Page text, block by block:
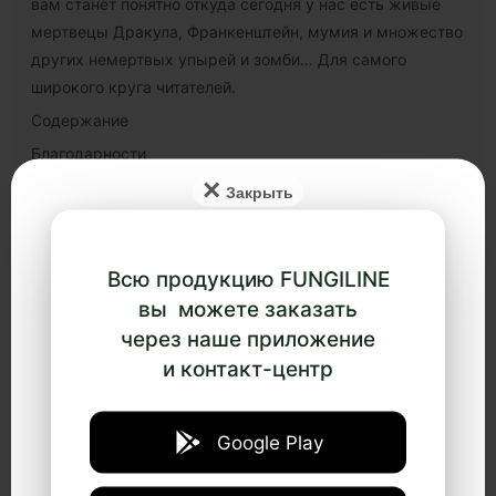
Всю продукцию FUNGILINE
вы можете заказать
через наше приложение
и контакт-центр
Google Play
×
вам станет понятно откуда сегодня у нас есть живые
мертвецы Дракула, Франкенштейн, мумия и множество
других немертвых упырей и зомби… Для самого
широкого круга читателей.
Содержание
Благодарности
Введение. Причащение плотью
Глава 2 СВЯЩЕННЫЕ МАСЛА, СВЯЩЕННАЯ ПИЩА
Глава 3 ТЕЛО В КРАСНОМ
Глава 4 РИТУАЛЬНЫЙ КАННИБАЛИЗМ И ВОЛШЕБНАЯ
Часть 2 ВАШ СОБСТВЕННЫЙ ПЕРСОНАЛЬНЫЙ ИИСУС
Глава 5 КУЛЬТЫ МЁРТВЫХ В СОВРЕМЕННОМ МИРЕ
Глава 6 ЕЛЕЙ У ИУДЕЕВ И ХРИСТИАН